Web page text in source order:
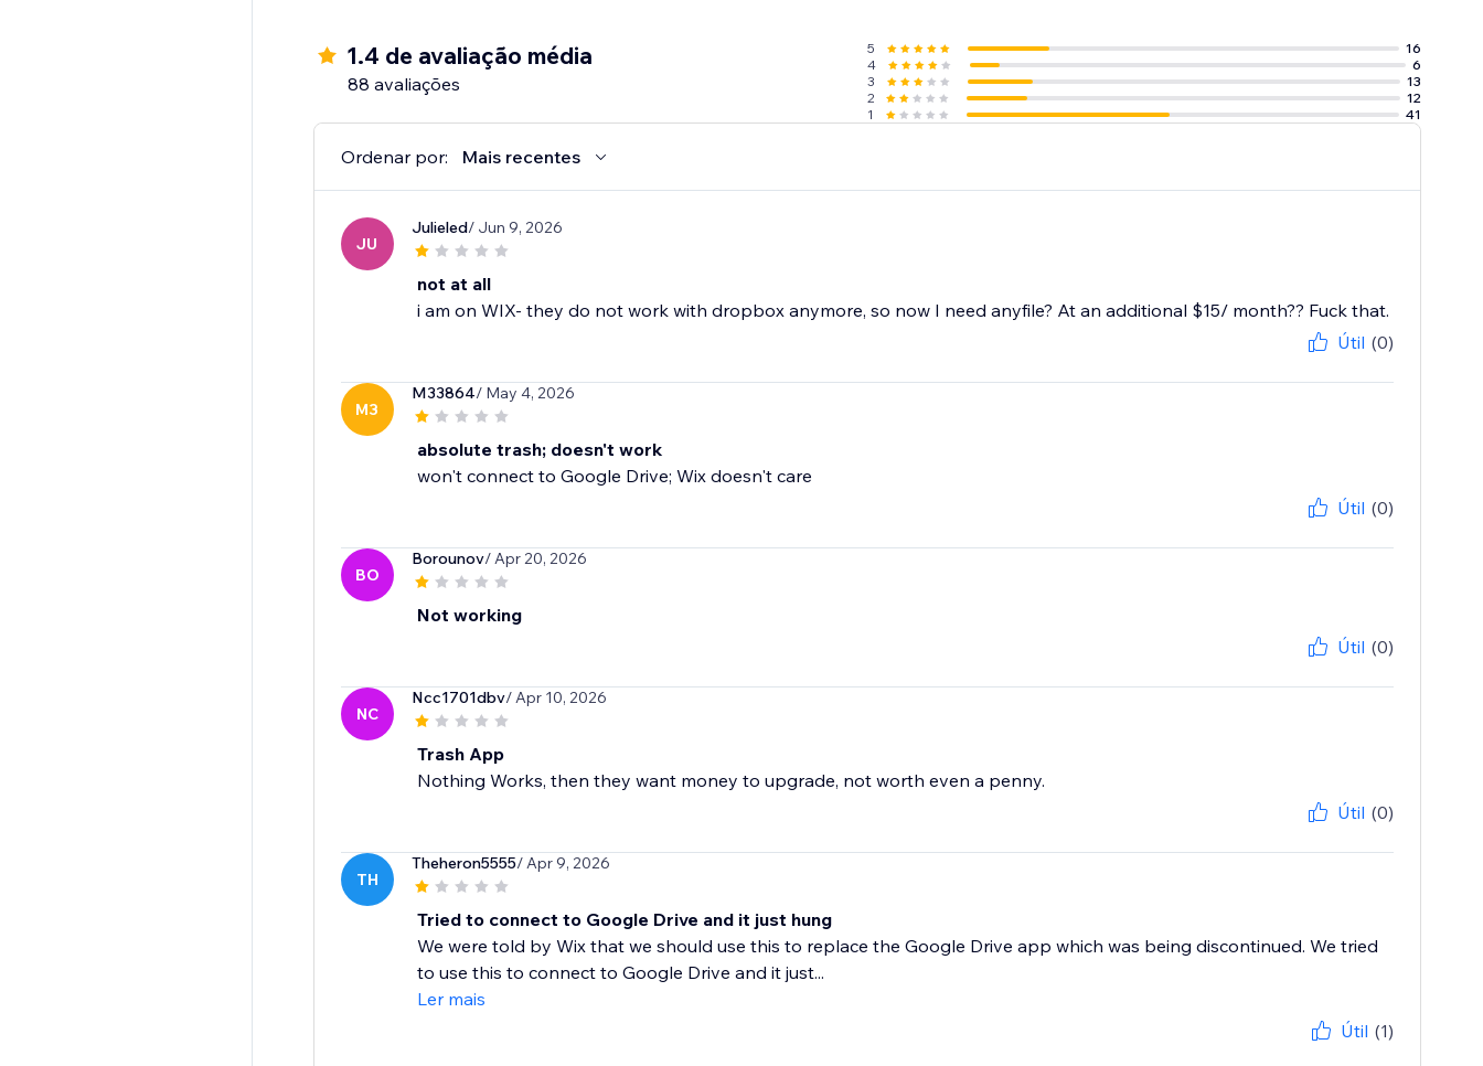
1.4 de avaliação média
88 avaliações
5
16
4
6
3
13
2
12
1
41
Ordenar por: Mais recentes
JU
Julieled/ Jun 9, 2026
not at all
i am on WIX- they do not work with dropbox anymore, so now I need anyfile? At an additional $15/ month?? Fuck that.
Útil (0)
M3
M33864/ May 4, 2026
absolute trash; doesn't work
won't connect to Google Drive; Wix doesn't care
Útil (0)
BO
Borounov/ Apr 20, 2026
Not working
Útil (0)
NC
Ncc1701dbv/ Apr 10, 2026
Trash App
Nothing Works, then they want money to upgrade, not worth even a penny.
Útil (0)
TH
Theheron5555/ Apr 9, 2026
Tried to connect to Google Drive and it just hung
We were told by Wix that we should use this to replace the Google Drive app which was being discontinued. We tried
to use this to connect to Google Drive and it just...
Ler mais
Útil (1)